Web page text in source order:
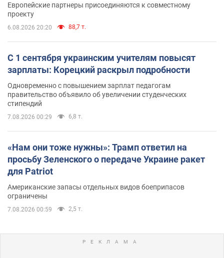
Европейские партнеры присоединяются к совместному
проекту
6.08.2026 20:20 88,7 т.
С 1 сентября украинским учителям повысят
зарплаты: Корецкий раскрыл подробности
Одновременно с повышением зарплат педагогам
правительство объявило об увеличении студенческих
стипендий
7.08.2026 00:29 6,8 т.
«Нам они тоже нужны»: Трамп ответил на
просьбу Зеленского о передаче Украине ракет
для Patriot
Американские запасы отдельных видов боеприпасов
ограничены
7.08.2026 00:59 2,5 т.